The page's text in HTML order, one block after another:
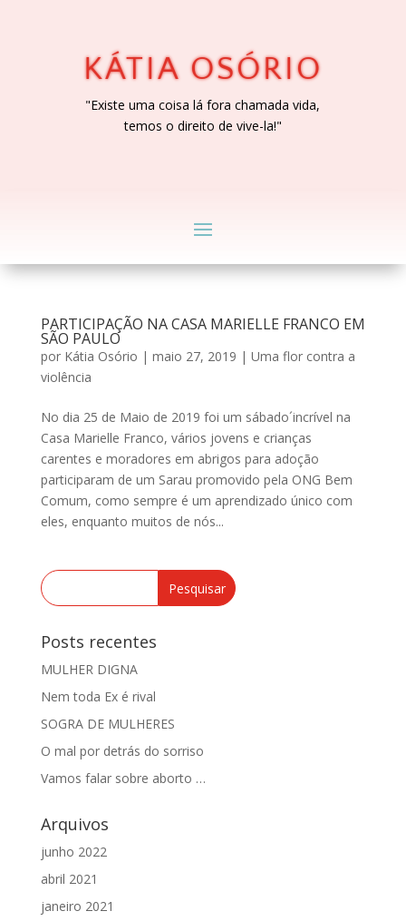
KÁTIA OSÓRIO
"Existe uma coisa lá fora chamada vida,
temos o direito de vive-la!"
PARTICIPAÇÃO NA CASA MARIELLE FRANCO EM
SÃO PAULO
por Kátia Osório | maio 27, 2019 | Uma flor contra a
violência
No dia 25 de Maio de 2019 foi um sábado´incrível na
Casa Marielle Franco, vários jovens e crianças
carentes e moradores em abrigos para adoção
participaram de um Sarau promovido pela ONG Bem
Comum, como sempre é um aprendizado único com
eles, enquanto muitos de nós...
Posts recentes
MULHER DIGNA
Nem toda Ex é rival
SOGRA DE MULHERES
O mal por detrás do sorriso
Vamos falar sobre aborto …
Arquivos
junho 2022
abril 2021
janeiro 2021